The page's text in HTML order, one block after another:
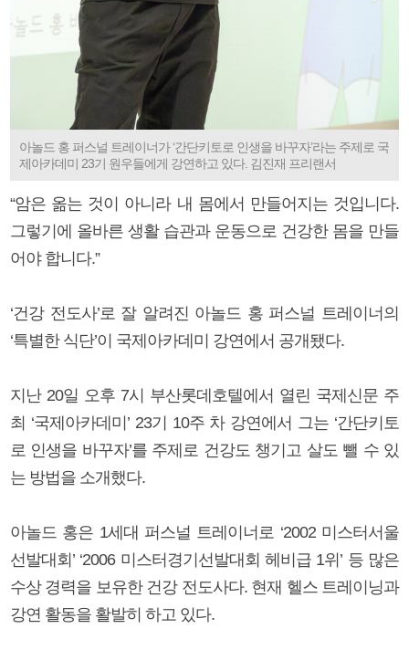
아놀드 홍 퍼스널 트레이너가 ‘간단키토로 인생을 바꾸자’라는 주제로 국
제아카데미 23기 원우들에게 강연하고 있다. 김진재 프리랜서
“암은 옮는 것이 아니라 내 몸에서 만들어지는 것입니다.
그렇기에 올바른 생활 습관과 운동으로 건강한 몸을 만들
어야 합니다.”
‘건강 전도사’로 잘 알려진 아놀드 홍 퍼스널 트레이너의
‘특별한 식단’이 국제아카데미 강연에서 공개됐다.
지난 20일 오후 7시 부산롯데호텔에서 열린 국제신문 주
최 ‘국제아카데미’ 23기 10주 차 강연에서 그는 ‘간단키토
로 인생을 바꾸자’를 주제로 건강도 챙기고 살도 뺄 수 있
는 방법을 소개했다.
아놀드 홍은 1세대 퍼스널 트레이너로 ‘2002 미스터서울
선발대회’ ‘2006 미스터경기선발대회 헤비급 1위’ 등 많은
수상 경력을 보유한 건강 전도사다. 현재 헬스 트레이닝과
강연 활동을 활발히 하고 있다.